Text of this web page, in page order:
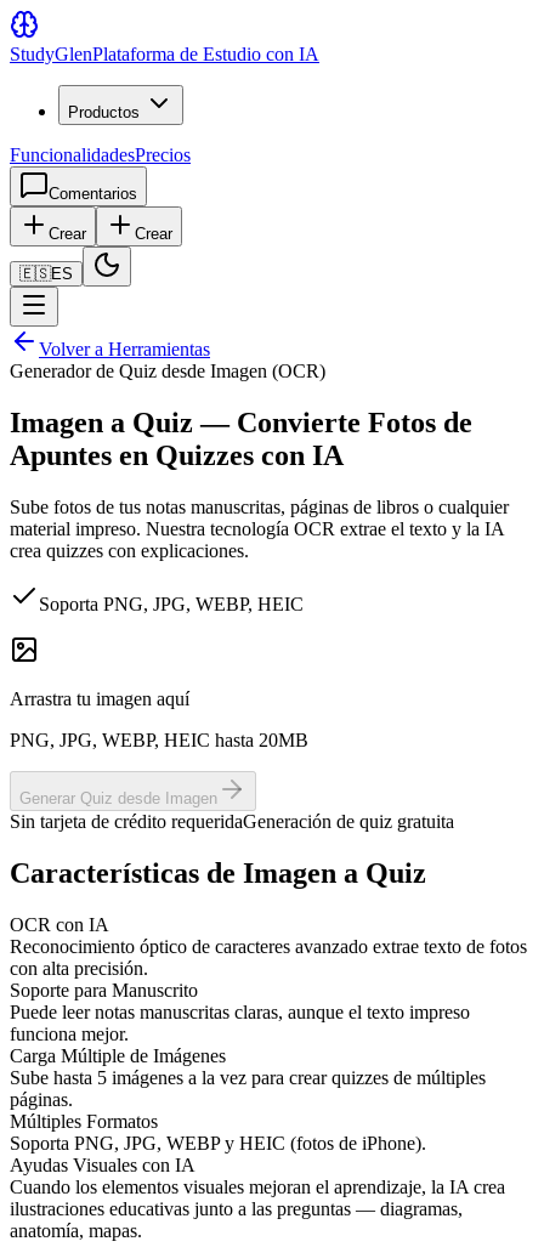
StudyGlenPlataforma de Estudio con IA
Productos
FuncionalidadesPrecios
Comentarios
Crear Crear
🇪🇸ES
Volver a Herramientas
Generador de Quiz desde Imagen (OCR)
Imagen a Quiz — Convierte Fotos de
Apuntes en Quizzes con IA
Sube fotos de tus notas manuscritas, páginas de libros o cualquier
material impreso. Nuestra tecnología OCR extrae el texto y la IA
crea quizzes con explicaciones.
Soporta PNG, JPG, WEBP, HEIC
Arrastra tu imagen aquí
PNG, JPG, WEBP, HEIC hasta 20MB
Generar Quiz desde Imagen
Sin tarjeta de crédito requeridaGeneración de quiz gratuita
Características de Imagen a Quiz
OCR con IA
Reconocimiento óptico de caracteres avanzado extrae texto de fotos
con alta precisión.
Soporte para Manuscrito
Puede leer notas manuscritas claras, aunque el texto impreso
funciona mejor.
Carga Múltiple de Imágenes
Sube hasta 5 imágenes a la vez para crear quizzes de múltiples
páginas.
Múltiples Formatos
Soporta PNG, JPG, WEBP y HEIC (fotos de iPhone).
Ayudas Visuales con IA
Cuando los elementos visuales mejoran el aprendizaje, la IA crea
ilustraciones educativas junto a las preguntas — diagramas,
anatomía, mapas.